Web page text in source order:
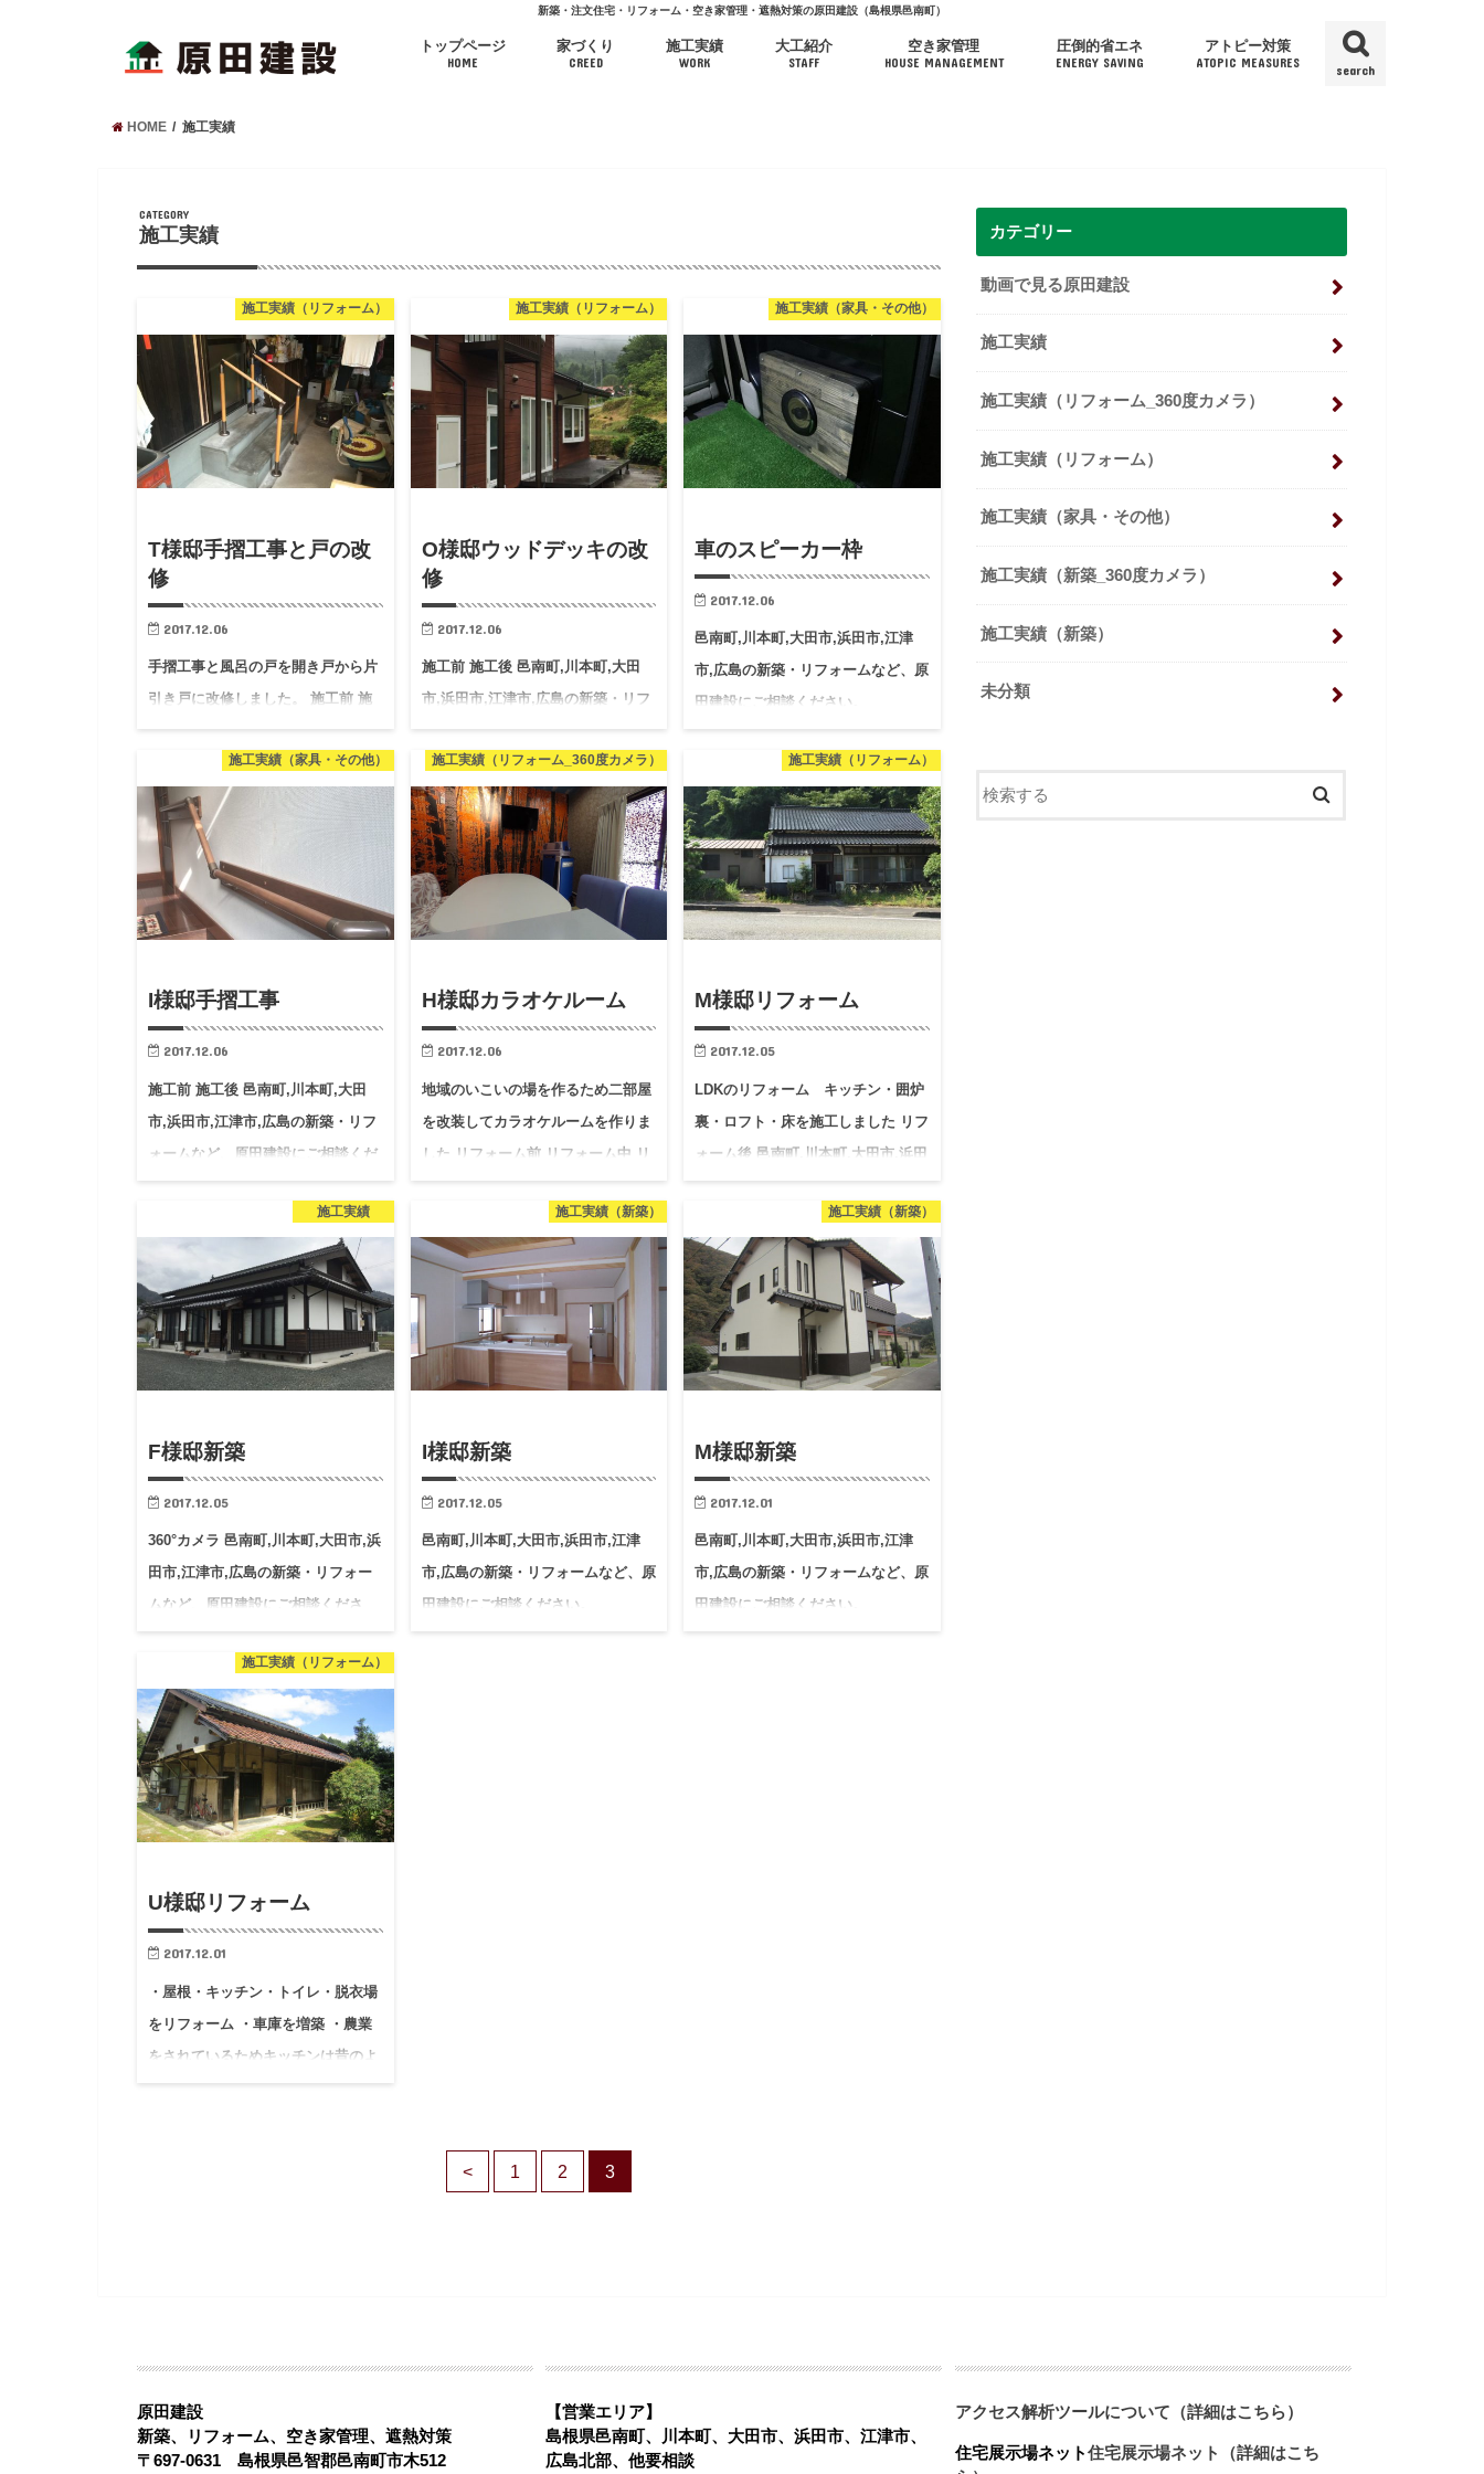
新築・注文住宅・リフォーム・空き家管理・遮熱対策の原田建設（島根県邑南町）
search
トップページ
HOME
家づくり
CREED
施工実績
WORK
大工紹介
STAFF
空き家管理
HOUSE MANAGEMENT
圧倒的省エネ
ENERGY SAVING
アトピー対策
ATOPIC MEASURES
HOME 施工実績
CATEGORY
施工実績
施工実績（リフォーム）
T様邸手摺工事と戸の改
修
2017.12.06
手摺工事と風呂の戸を開き戸から片
引き戸に改修しました。 施工前 施
施工実績（リフォーム）
O様邸ウッドデッキの改
修
2017.12.06
施工前 施工後 邑南町,川本町,大田
市,浜田市,江津市,広島の新築・リフ
さい。
施工実績（家具・その他）
車のスピーカー枠
2017.12.06
邑南町,川本町,大田市,浜田市,江津
市,広島の新築・リフォームなど、原
田建設にご相談ください。
施工実績（家具・その他）
I様邸手摺工事
2017.12.06
施工前 施工後 邑南町,川本町,大田
市,浜田市,江津市,広島の新築・リフ
ォームなど、原田建設にご相談くだ
施工実績（リフォーム_360度カメラ）
H様邸カラオケルーム
2017.12.06
地域のいこいの場を作るため二部屋
を改装してカラオケルームを作りま
した リフォーム前 リフォーム中 リ
施工実績（リフォーム）
M様邸リフォーム
2017.12.05
LDKのリフォーム キッチン・囲炉
裏・ロフト・床を施工しました リフ
ォーム後 邑南町,川本町,大田市,浜田
施工実績
F様邸新築
2017.12.05
360°カメラ 邑南町,川本町,大田市,浜
田市,江津市,広島の新築・リフォー
ムなど、原田建設にご相談くださ
施工実績（新築）
I様邸新築
2017.12.05
邑南町,川本町,大田市,浜田市,江津
市,広島の新築・リフォームなど、原
田建設にご相談ください。
施工実績（新築）
M様邸新築
2017.12.01
邑南町,川本町,大田市,浜田市,江津
市,広島の新築・リフォームなど、原
田建設にご相談ください。
施工実績（リフォーム）
U様邸リフォーム
2017.12.01
・屋根・キッチン・トイレ・脱衣場
をリフォーム ・車庫を増築 ・農業
をされているためキッチンは昔のよ
< 1 2 3
カテゴリー
動画で見る原田建設
施工実績
施工実績（リフォーム_360度カメラ）
施工実績（リフォーム）
施工実績（家具・その他）
施工実績（新築_360度カメラ）
施工実績（新築）
未分類
原田建設
新築、リフォーム、空き家管理、遮熱対策
〒697-0631 島根県邑智郡邑南町市木512
【営業エリア】
島根県邑南町、川本町、大田市、浜田市、江津市、
広島北部、他要相談
アクセス解析ツールについて（詳細はこちら）
住宅展示場ネット住宅展示場ネット（詳細はこち